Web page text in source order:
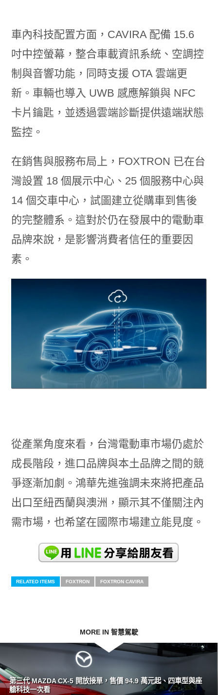
車內科技配置方面，CAVIRA 配備 15.6
吋中控螢幕，整合車載資訊系統、空調控
制與音響功能，同時支援 OTA 雲端更
新。車輛也導入 UWB 感應解鎖與 NFC
卡片鑰匙，並透過雲端診斷提供遠端狀態
監控。
在銷售與服務布局上，FOXTRON 已在台
灣設置 18 個展示中心、25 個服務中心與
14 個交車中心，試圖建立從購車到售後
的完整體系。這對於仍在發展中的電動車
品牌來說，是影響消費者信任的重要因
素。
從產業角度來看，台灣電動車市場仍處於
成長階段，進口品牌與本土品牌之間的競
爭逐漸加劇。鴻華先進強調未來將把產品
出口至紐西蘭與澳洲，顯示其不僅關注內
需市場，也希望在國際市場建立能見度。
RELATED ITEMS FOXTRON FOXTRON CAVIRA
MORE IN 智慧駕駛
第三代 MAZDA CX-5 開放接單，售價 94.9 萬元起、四車型與座
艙科技一次看